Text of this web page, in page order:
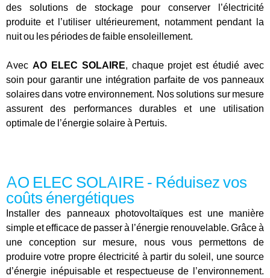
des solutions de stockage pour conserver l’électricité
produite et l’utiliser ultérieurement, notamment pendant la
nuit ou les périodes de faible ensoleillement.
Avec AO ELEC SOLAIRE, chaque projet est étudié avec
soin pour garantir une intégration parfaite de vos panneaux
solaires dans votre environnement. Nos solutions sur mesure
assurent des performances durables et une utilisation
optimale de l’énergie solaire à Pertuis.
AO ELEC SOLAIRE - Réduisez vos
coûts énergétiques
Installer des panneaux photovoltaïques est une manière
simple et efficace de passer à l’énergie renouvelable. Grâce à
une conception sur mesure, nous vous permettons de
produire votre propre électricité à partir du soleil, une source
d’énergie inépuisable et respectueuse de l’environnement.